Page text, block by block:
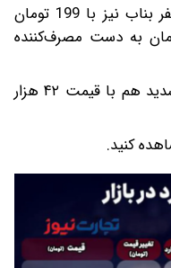
قیمت میلگرد 14 آجدار A3 فولاد ظفر بناب نیز با 199 تومان
با نرخ 35 هزار و 900 تومان به دست مصرف‌کننده
میلگرد ۳۰ ساده A1 فولاد آذرگستر سدید هم با قیمت ۴۲ هزار
کنید.